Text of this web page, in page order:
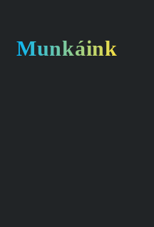
Munkáink